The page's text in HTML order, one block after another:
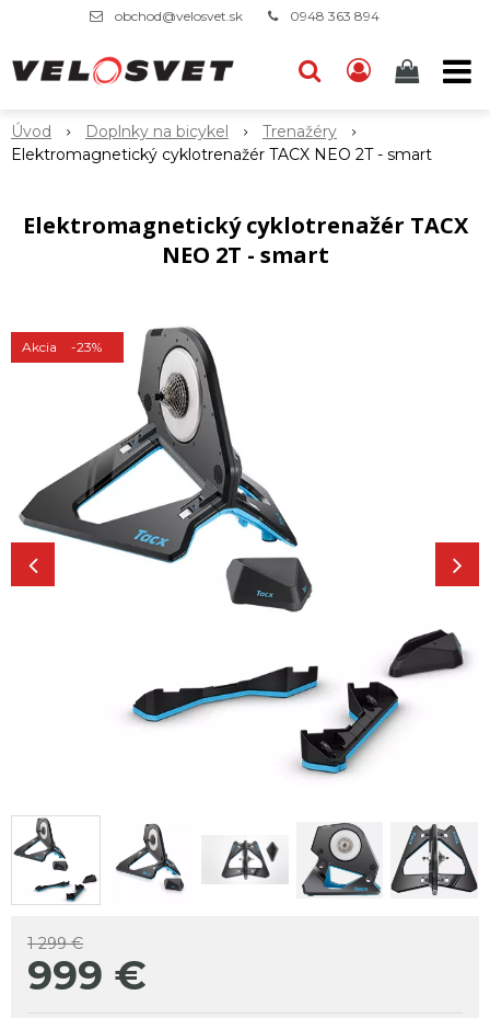
obchod@velosvet.sk 0948 363 894
Úvod Doplnky na bicykel
Trenažéry
Elektromagnetický cyklotrenažér TACX NEO 2T - smart
Elektromagnetický cyklotrenažér TACX
NEO 2T - smart
Akcia -23%
1 299 €
999 €